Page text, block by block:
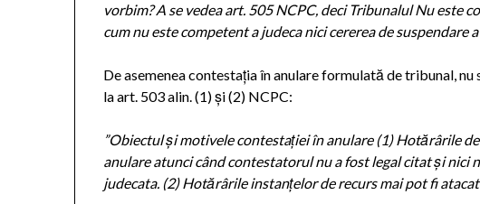
vorbim? A se vedea art. 505 NCPC, deci Tribunalul Nu este
cum nu este competent a judeca nici cererea de suspendare
De asemenea contestația în anulare formulată de tribunal,
la art. 503 alin. (1) și (2) NCPC:
”Obiectul și motivele contestației în anulare (1)Hotărârile
anulareatunci când contestatorul nu a fost legal citat și nici
judecata. (2)Hotărârile instanțelor de recurs mai pot fi